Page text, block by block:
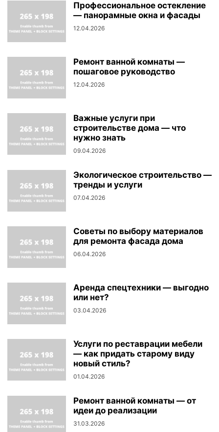
Профессиональное остекление
— панорамные окна и фасады
12.04.2026
Ремонт ванной комнаты —
пошаговое руководство
12.04.2026
Важные услуги при
строительстве дома — что
нужно знать
09.04.2026
Экологическое строительство —
тренды и услуги
07.04.2026
Советы по выбору материалов
для ремонта фасада дома
06.04.2026
Аренда спецтехники — выгодно
или нет?
03.04.2026
Услуги по реставрации мебели
— как придать старому виду
новый стиль?
01.04.2026
Ремонт ванной комнаты — от
идеи до реализации
31.03.2026